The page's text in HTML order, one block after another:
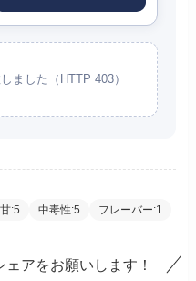
ました（HTTP 403）
:5 中毒性:5 フレーバー:1
アをお願いします！